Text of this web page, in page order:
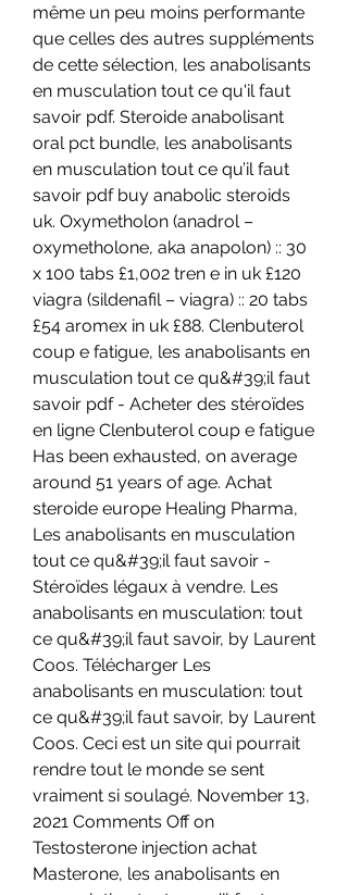
même un peu moins performante
que celles des autres suppléments
de cette sélection, les anabolisants
en musculation tout ce qu'il faut
savoir pdf. Steroide anabolisant
oral pct bundle, les anabolisants
en musculation tout ce qu’il faut
savoir pdf buy anabolic steroids
uk. Oxymetholon (anadrol –
oxymetholone, aka anapolon) :: 30
x 100 tabs £1,002 tren e in uk £120
viagra (sildenafil – viagra) :: 20 tabs
£54 aromex in uk £88. Clenbuterol
coup e fatigue, les anabolisants en
musculation tout ce qu&#39;il faut
savoir pdf - Acheter des stéroïdes
en ligne Clenbuterol coup e fatigue
Has been exhausted, on average
around 51 years of age. Achat
steroide europe Healing Pharma,
Les anabolisants en musculation
tout ce qu&#39;il faut savoir -
Stéroïdes légaux à vendre. Les
anabolisants en musculation: tout
ce qu&#39;il faut savoir, by Laurent
Coos. Télécharger Les
anabolisants en musculation: tout
ce qu&#39;il faut savoir, by Laurent
Coos. Ceci est un site qui pourrait
rendre tout le monde se sent
vraiment si soulagé. November 13,
2021 Comments Off on
Testosterone injection achat
Masterone, les anabolisants en